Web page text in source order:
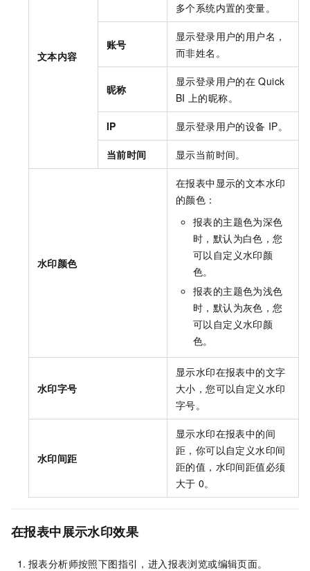
文本内容
多个系统内置的变量。
账号
显示登录用户的用户名，
而非姓名。
昵称
显示登录用户的在 Quick
BI 上的昵称。
IP 显示登录用户的设备 IP。
当前时间 显示当前时间。
水印颜色
在报表中显示的文本水印
的颜色：
报表的主题色为深色
时，默认为白色，您
可以自定义水印颜
色。
报表的主题色为浅色
时，默认为灰色，您
可以自定义水印颜
色。
水印字号
显示水印在报表中的文字
大小，您可以自定义水印
字号。
水印间距
显示水印在报表中的间
距，你可以自定义水印间
距的值，水印间距值必须
大于 0。
在报表中展示水印效果
报表分析师按照下图指引，进入报表浏览或编辑页面。